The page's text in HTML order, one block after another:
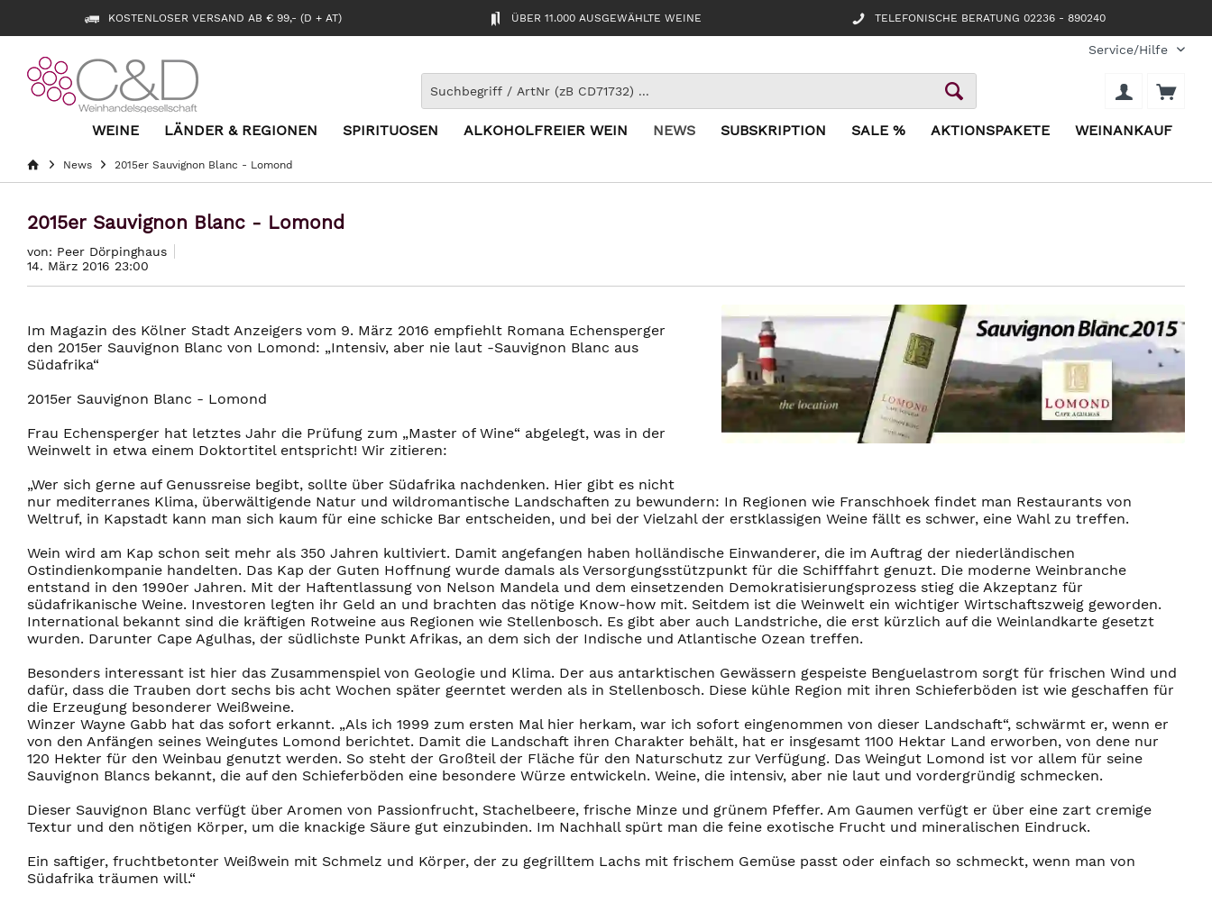
KOSTENLOSER VERSAND AB € 99,- (D + AT) ÜBER 11.000 AUSGEWÄHLTE WEINE TELEFONISCHE BERATUNG 02236 - 890240
Service/Hilfe
WEINE LÄNDER & REGIONEN SPIRITUOSEN ALKOHOLFREIER WEIN NEWS SUBSKRIPTION SALE % AKTIONSPAKETE WEINANKAUF
News 2015er Sauvignon Blanc - Lomond
2015er Sauvignon Blanc - Lomond
von: Peer Dörpinghaus
14. März 2016 23:00
Im Magazin des Kölner Stadt Anzeigers vom 9. März 2016 empfiehlt Romana Echensperger
den 2015er Sauvignon Blanc von Lomond: „Intensiv, aber nie laut -Sauvignon Blanc aus
Südafrika“
2015er Sauvignon Blanc - Lomond
Frau Echensperger hat letztes Jahr die Prüfung zum „Master of Wine“ abgelegt, was in der
Weinwelt in etwa einem Doktortitel entspricht! Wir zitieren:
„Wer sich gerne auf Genussreise begibt, sollte über Südafrika nachdenken. Hier gibt es nicht
nur mediterranes Klima, überwältigende Natur und wildromantische Landschaften zu bewundern: In Regionen wie Franschhoek findet man Restaurants von
Weltruf, in Kapstadt kann man sich kaum für eine schicke Bar entscheiden, und bei der Vielzahl der erstklassigen Weine fällt es schwer, eine Wahl zu treffen.
Wein wird am Kap schon seit mehr als 350 Jahren kultiviert. Damit angefangen haben holländische Einwanderer, die im Auftrag der niederländischen
Ostindienkompanie handelten. Das Kap der Guten Hoffnung wurde damals als Versorgungsstützpunkt für die Schifffahrt genuzt. Die moderne Weinbranche
entstand in den 1990er Jahren. Mit der Haftentlassung von Nelson Mandela und dem einsetzenden Demokratisierungsprozess stieg die Akzeptanz für
südafrikanische Weine. Investoren legten ihr Geld an und brachten das nötige Know-how mit. Seitdem ist die Weinwelt ein wichtiger Wirtschaftszweig geworden.
International bekannt sind die kräftigen Rotweine aus Regionen wie Stellenbosch. Es gibt aber auch Landstriche, die erst kürzlich auf die Weinlandkarte gesetzt
wurden. Darunter Cape Agulhas, der südlichste Punkt Afrikas, an dem sich der Indische und Atlantische Ozean treffen.
Besonders interessant ist hier das Zusammenspiel von Geologie und Klima. Der aus antarktischen Gewässern gespeiste Benguelastrom sorgt für frischen Wind und
dafür, dass die Trauben dort sechs bis acht Wochen später geerntet werden als in Stellenbosch. Diese kühle Region mit ihren Schieferböden ist wie geschaffen für
die Erzeugung besonderer Weißweine.
Winzer Wayne Gabb hat das sofort erkannt. „Als ich 1999 zum ersten Mal hier herkam, war ich sofort eingenommen von dieser Landschaft“, schwärmt er, wenn er
von den Anfängen seines Weingutes Lomond berichtet. Damit die Landschaft ihren Charakter behält, hat er insgesamt 1100 Hektar Land erworben, von dene nur
120 Hekter für den Weinbau genutzt werden. So steht der Großteil der Fläche für den Naturschutz zur Verfügung. Das Weingut Lomond ist vor allem für seine
Sauvignon Blancs bekannt, die auf den Schieferböden eine besondere Würze entwickeln. Weine, die intensiv, aber nie laut und vordergründig schmecken.
Dieser Sauvignon Blanc verfügt über Aromen von Passionfrucht, Stachelbeere, frische Minze und grünem Pfeffer. Am Gaumen verfügt er über eine zart cremige
Textur und den nötigen Körper, um die knackige Säure gut einzubinden. Im Nachhall spürt man die feine exotische Frucht und mineralischen Eindruck.
Ein saftiger, fruchtbetonter Weißwein mit Schmelz und Körper, der zu gegrilltem Lachs mit frischem Gemüse passt oder einfach so schmeckt, wenn man von
Südafrika träumen will.“